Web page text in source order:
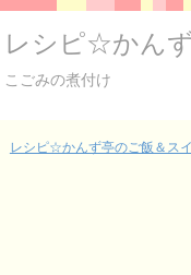
レシピ☆かん
こごみの煮付け
レシピ☆かんず亭のご飯＆ス